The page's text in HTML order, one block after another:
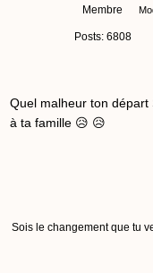
Membre
Posts: 6808
Quel malheur ton
à ta famille 😥 😥
Sois le changement que tu